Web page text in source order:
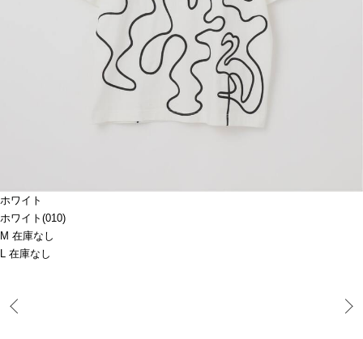
ホワイト
ホワイト(010)
M 在庫なし
L 在庫なし